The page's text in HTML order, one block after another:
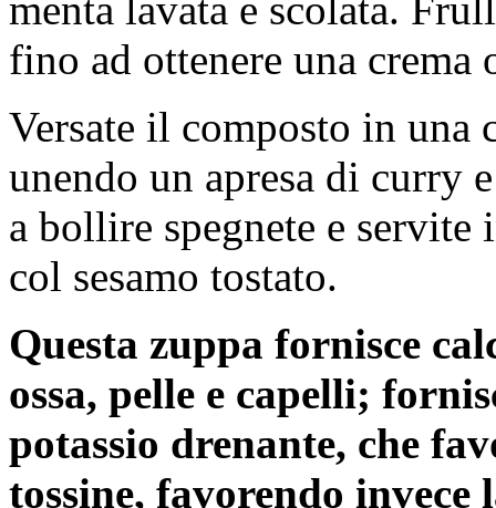
fino ad ottenere una crema
Versate il composto in una
unendo un apresa di curry
a bollire spegnete e
col sesamo tostato.
Questa zuppa fornisce
ossa, pelle e capelli;
potassio drenante, che
tossine, favorendo invece